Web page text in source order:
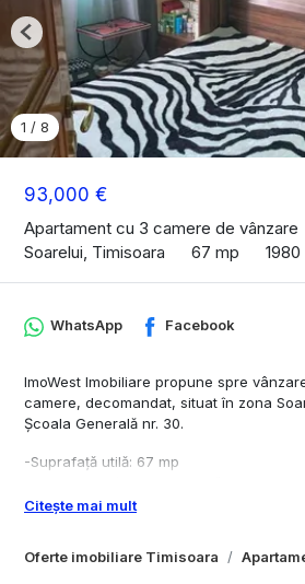
93,000 €
Apartament cu 3 camere de vânzare
Soarelui, Timisoara
67 mp 1980
1 / 8
Previous
Oferte imobiliare Timisoara
WhatsApp Facebook
ImoWest Imobiliare propune spre
camere, decomandat, situat în zona
Școala Generală nr. 30.
-Suprafață utilă: 67 mp
intrare direct din ap)
Compartimentare:
Citește mai mult